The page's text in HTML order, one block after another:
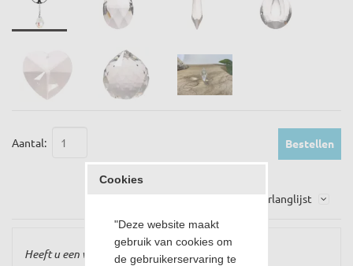
Aantal: Bestellen
Op verlanglijst
Heeft u een vraag over dit product?
Cookies
"Deze website maakt
gebruik van cookies om
de gebruikerservaring te